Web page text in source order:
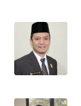
WN
KEPRI
PAPUA